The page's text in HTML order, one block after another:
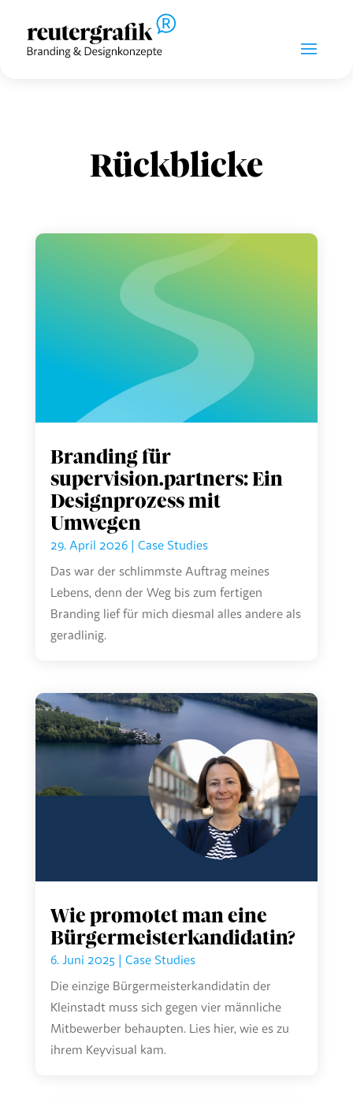
Rückblicke
Branding für
supervision.partners: Ein
Designprozess mit
Umwegen
29. April 2026| Case Studies
Das war der schlimmste Auftrag meines
Lebens, denn der Weg bis zum fertigen
Branding lief für mich diesmal alles andere als
geradlinig.
Wie promotet man eine
Bürgermeisterkandidatin?
6. Juni 2025 | Case Studies
Die einzige Bürgermeisterkandidatin der
Kleinstadt muss sich gegen vier männliche
Mitbewerber behaupten. Lies hier, wie es zu
ihrem Keyvisual kam.